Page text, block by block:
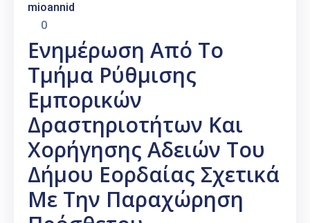
mioannid
0
Ενημέρωση Από Το
Τμήμα Ρύθμισης
Εμπορικών
Δραστηριοτήτων Και
Χορήγησης Αδειών Του
Δήμου Εορδαίας Σχετικά
Με Την Παραχώρηση